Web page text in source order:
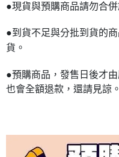
●現貨與預購商品請勿合
●到貨不足與分批到貨的
貨。
●預購商品，發售日後才
也會全額退款，還請見諒。